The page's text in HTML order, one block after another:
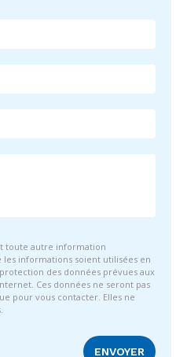
toute autre information
informations soient utilisées en
des données prévues aux
Ces données ne seront pas
pour vous contacter. Elles ne